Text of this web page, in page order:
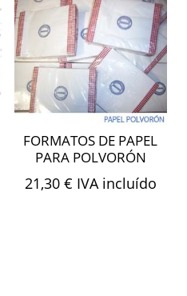
FORMATOS DE PAPEL
PARA POLVORÓN
21,30 € IVA incluído